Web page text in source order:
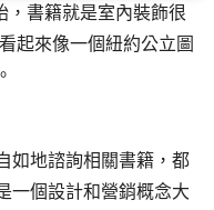
書籍就是室內裝飾很
起來像一個紐約公立圖
如地諮詢相關書籍，都
一個設計和營銷概念大